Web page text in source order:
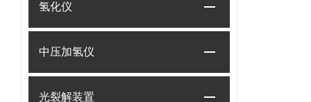
氢化仪
中压加氢仪
光裂解装置